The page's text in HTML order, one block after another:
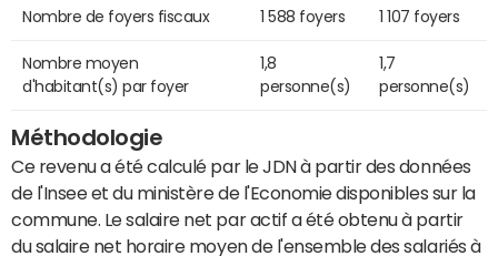
Nombre de foyers fiscaux 1 588 foyers 1 107 foyers
Nombre moyen
d'habitant(s) par foyer
1,8
personne(s)
1,7
personne(s)
Méthodologie
Ce revenu a été calculé par le JDN à partir des données
de l'Insee et du ministère de l'Economie disponibles sur la
commune. Le salaire net par actif a été obtenu à partir
du salaire net horaire moyen de l'ensemble des salariés à